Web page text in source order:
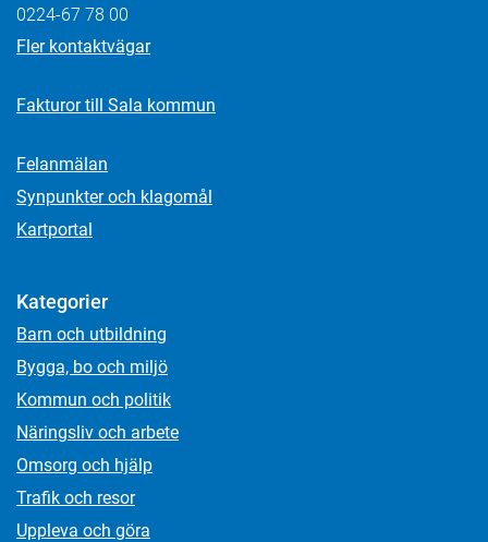
0224-67 78 00
Fler kontaktvägar
Fakturor till Sala kommun
Felanmälan
Synpunkter och klagomål
Kartportal
Kategorier
Barn och utbildning
Bygga, bo och miljö
Kommun och politik
Näringsliv och arbete
Omsorg och hjälp
Trafik och resor
Uppleva och göra